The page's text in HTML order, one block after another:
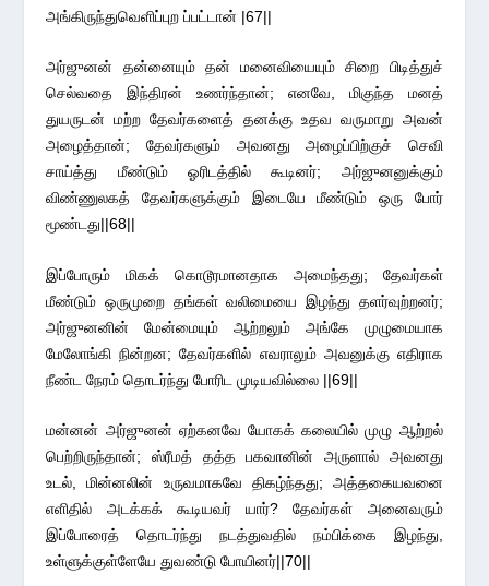
அங்கிருந்துவெளிப்புற ப்பட்டான் |67||
அர்ஜுனன் தன்னையும் தன் மனைவியையும் சிறை பிடித்துச்
செல்வதை இந்திரன் உணர்ந்தான்; எனவே, மிகுந்த மனத்
துயருடன் மற்ற தேவர்களைத் தனக்கு உதவ வருமாறு அவன்
அழைத்தான்; தேவர்களும் அவனது அழைப்பிற்குச் செவி
சாய்த்து மீண்டும் ஓரிடத்தில் கூடினர்; அர்ஜுனனுக்கும்
விண்ணுலகத் தேவர்களுக்கும் இடையே மீண்டும் ஒரு போர்
மூண்டது||68||
இப்போரும் மிகக் கொடூரமானதாக அமைந்தது; தேவர்கள்
மீண்டும் ஒருமுறை தங்கள் வலிமையை இழந்து தளர்வுற்றனர்;
அர்ஜுனனின் மேன்மையும் ஆற்றலும் அங்கே முழுமையாக
மேலோங்கி நின்றன; தேவர்களில் எவராலும் அவனுக்கு எதிராக
நீண்ட நேரம் தொடர்ந்து போரிட முடியவில்லை ||69||
மன்னன் அர்ஜுனன் ஏற்கனவே யோகக் கலையில் முழு ஆற்றல்
பெற்றிருந்தான்; ஸ்ரீமத் தத்த பகவானின் அருளால் அவனது
உடல், மின்னலின் உருவமாகவே திகழ்ந்தது; அத்தகையவனை
எளிதில் அடக்கக் கூடியவர் யார்? தேவர்கள் அனைவரும்
இப்போரைத் தொடர்ந்து நடத்துவதில் நம்பிக்கை இழந்து,
உள்ளுக்குள்ளேயே துவண்டு போயினர்||70||